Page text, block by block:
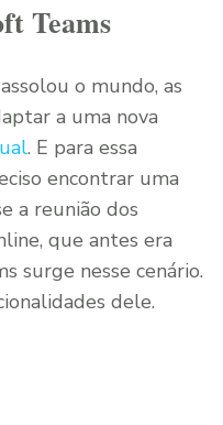
Teams
o mundo, as
a uma nova
. E para essa
encontrar uma
a reunião dos
que antes era
surge nesse cenário.
dele.